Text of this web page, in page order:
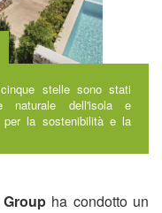
stelle sono stati
naturale dell'isola e
per la sostenibilità e la
ha condotto un